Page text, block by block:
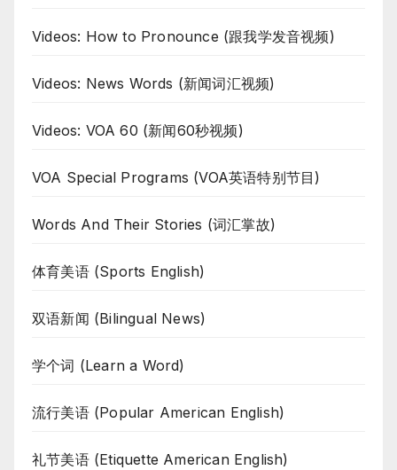
Videos: How to Pronounce (跟我学发音视频)
Videos: News Words (新闻词汇视频)
Videos: VOA 60 (新闻60秒视频)
VOA Special Programs (VOA英语特别节目)
Words And Their Stories (词汇掌故)
体育美语 (Sports English)
双语新闻 (Bilingual News)
学个词 (Learn a Word)
流行美语 (Popular American English)
礼节美语 (Etiquette American English)